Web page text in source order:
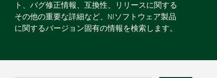
ト、バグ修正情報、互換性、リリースに関する
その他の重要な詳細など、NIソフトウェア製品
に関するバージョン固有の情報を検索します。